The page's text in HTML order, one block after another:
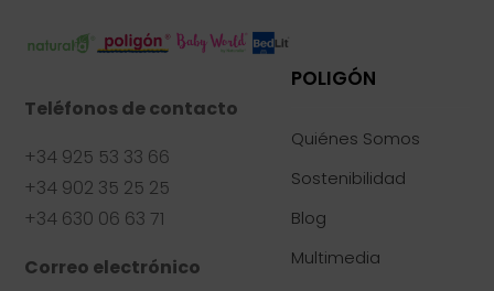
Teléfonos de contacto
+34 925 53 33 66
+34 902 35 25 25
+34 630 06 63 71
Correo electrónico
POLIGÓN
Quiénes Somos
Sostenibilidad
Blog
Multimedia